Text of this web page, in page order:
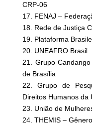
CRP-06
17. FENAJ –
18. Rede de Justiça
19. Plataforma
20. UNEAFRO Brasil
21. Grupo
de Brasília
22. Grupo de
Direitos Humanos da
23. União de
24. THEMIS –